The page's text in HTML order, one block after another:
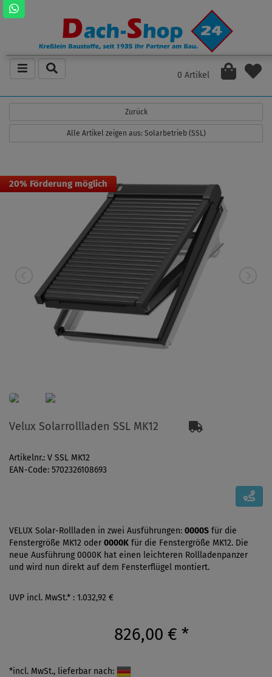
0 Artikel
Zurück
Alle Artikel zeigen aus: Solarbetrieb (SSL)
20% Förderung möglich
Velux Solarrollladen SSL MK12
Artikelnr.: V SSL MK12
EAN-Code: 5702326108693
VELUX Solar-Rollladen in zwei Ausführungen: 0000S für die
Fenstergröße MK12 oder 0000K für die Fenstergröße MK12. Die
neue Ausführung 0000K hat einen leichteren Rollladenpanzer
und wird nun direkt auf dem Fensterflügel montiert.
UVP incl. MwSt.* : 1.032,92 €
826,00 € *
*incl. MwSt., lieferbar nach: